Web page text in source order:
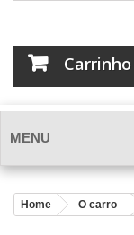
Carrinho
MENU
Home O carro